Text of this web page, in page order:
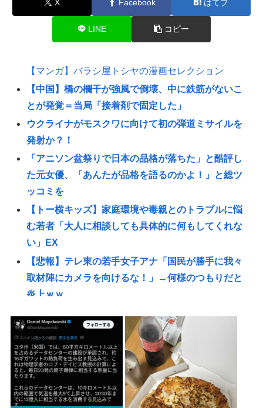
X Facebook はてブ
LINE コピー
【マンガ】バラシ屋トシヤの漫画セレクション
【中国】橋の欄干が強風で倒壊、中に鉄筋がないこ
とが発覚＝当局「接着剤で固定した」
ウクライナがモスクワに向けて初の弾道ミサイルを
発射か？！
「アニソン盆祭りで日本の品格が落ちた」と酷評し
た元女優、「あんたが品格を語るのかよ！」と総ツ
ッコミを
【トー横キッズ】家庭環境や毒親とのトラブルに悩
む若者「大人に相談しても具体的に何もしてくれな
い」EX
【悲報】テレ東の若手女子アナ「国民が勝手に我々
取材陣にカメラを向けるな！」→何様のつもりだと
炎上ｗｗ
も妊娠していた
【画像】ギャルさん、世界中に発信してる意識ゼロ
で修学旅行の宿をSNS公開してしまうｗｗｗ
【Pickup08082952】
【衝撃】元ジャンポケ斉藤慎二被告、求刑7年直後に